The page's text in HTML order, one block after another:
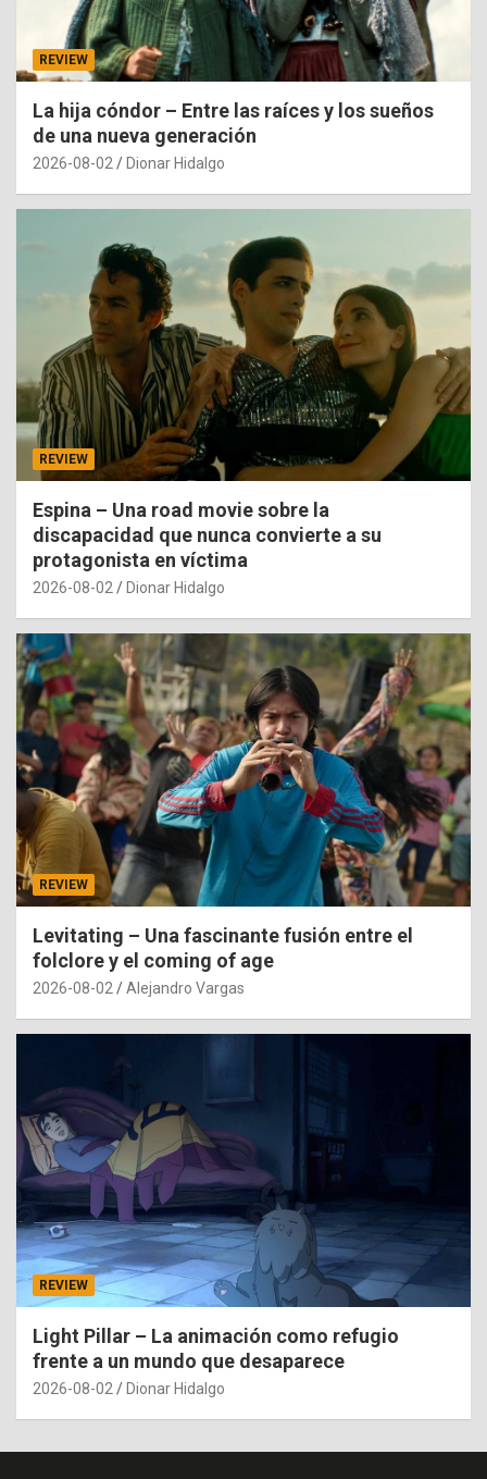
REVIEW
La hija cóndor – Entre las raíces y los sueños
de una nueva generación
2026-08-02 Dionar Hidalgo
REVIEW
Espina – Una road movie sobre la
discapacidad que nunca convierte a su
protagonista en víctima
2026-08-02 Dionar Hidalgo
REVIEW
Levitating – Una fascinante fusión entre el
folclore y el coming of age
2026-08-02 Alejandro Vargas
REVIEW
Light Pillar – La animación como refugio
frente a un mundo que desaparece
2026-08-02 Dionar Hidalgo